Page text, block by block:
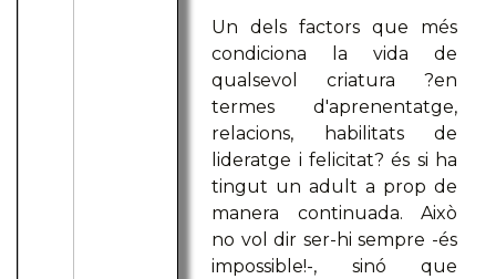
Un dels factors que més
condiciona la vida de
qualsevol criatura ?en
termes d'aprenentatge,
relacions, habilitats de
lideratge i felicitat? és si ha
tingut un adult a prop de
manera continuada. Això
no vol dir ser-hi sempre -és
impossible!-, sinó que